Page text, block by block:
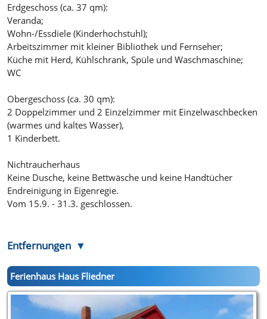
Erdgeschoss (ca. 37 qm):
Veranda;
Wohn-/Essdiele (Kinderhochstuhl);
Arbeitszimmer mit kleiner Bibliothek und Fernseher;
Küche mit Herd, Kühlschrank, Spüle und Waschmaschine;
WC
Obergeschoss (ca. 30 qm):
2 Doppelzimmer und 2 Einzelzimmer mit Einzelwaschbecken
(warmes und kaltes Wasser),
1 Kinderbett.
Nichtraucherhaus
Keine Dusche, keine Bettwäsche und keine Handtücher
Endreinigung in Eigenregie.
Vom 15.9. - 31.3. geschlossen.
Entfernungen
Ferienhaus Haus Fliedner